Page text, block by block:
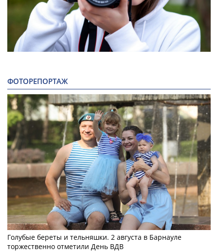
ФОТОРЕПОРТАЖ
Голубые береты и тельняшки. 2 августа в Барнауле
торжественно отметили День ВДВ